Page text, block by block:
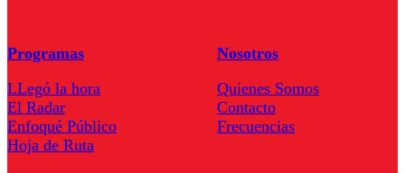
Programas
LLegó la hora
El Radar
Enfoqué Público
Hoja de Ruta
Nosotros
Quienes Somos
Contacto
Frecuencias